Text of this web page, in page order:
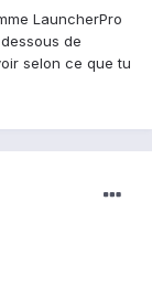
LauncherPro
de
selon ce que tu